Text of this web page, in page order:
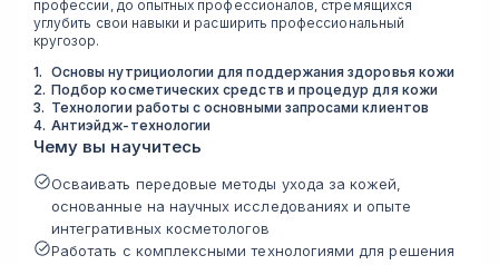
профессии, до опытных профессионалов, стремящихся
углубить свои навыки и расширить профессиональный
кругозор.
1. Основы нутрициологии для поддержания здоровья кожи
2. Подбор косметических средств и процедур для кожи
3. Технологии работы с основными запросами клиентов
4. Антиэйдж-технологии
Чему вы научитесь
Осваивать передовые методы ухода за кожей,
основанные на научных исследованиях и опыте
интегративных косметологов
Работать с комплексными технологиями для решения